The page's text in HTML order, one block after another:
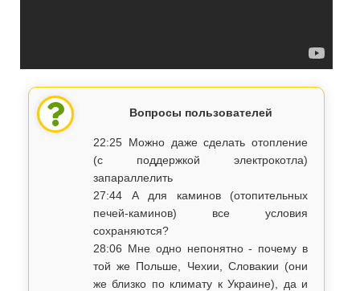
Вопросы пользователей
22:25 Можно даже сделать отопление
(с поддержкой электрокотла)
запараллелить
27:44 А для каминов (отопительных
печей-каминов) все условия
сохраняются?
28:06 Мне одно непонятно - почему в
той же Польше, Чехии, Словакии (они
же близко по климату к Украине), да и